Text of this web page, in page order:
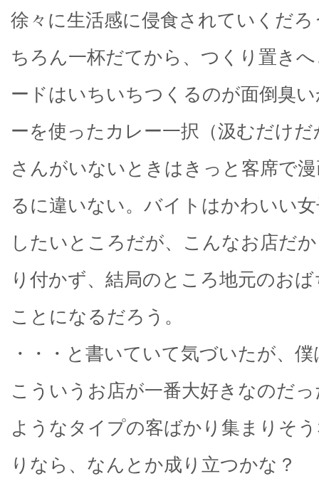
徐々に生活感に侵食されていくだ
ちろん一杯だてから、つくり置き
ードはいちいちつくるのが面倒臭
ーを使ったカレー一択（汲むだけ
さんがいないときはきっと客席で
るに違いない。バイトはかわいい
したいところだが、こんなお店だ
り付かず、結局のところ地元のお
ことになるだろう。
・・・と書いていて気づいたが、
こういうお店が一番大好きなのだ
ようなタイプの客ばかり集まりそ
りなら、なんとか成り立つかな？